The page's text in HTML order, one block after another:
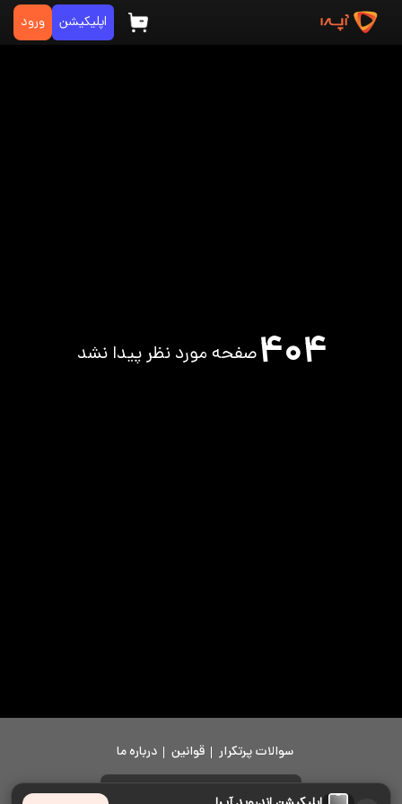
اپلیکیشن ورود
۴۰۴صفحه مورد نظر پیدا نشد
سوالات پرتکرار قوانین درباره ما
دانلود اپلیکیشن